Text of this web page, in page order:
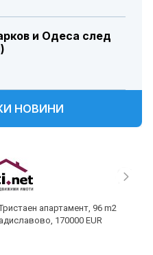
и Одеса след
НОВИНИ
апартамент, 96 m2
170000 EUR